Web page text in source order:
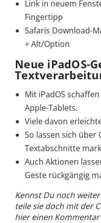
Link in neuem
Fingertipp
Safaris Download-
+ Alt/Option
Neue iPadOS-
Mit iPadOS
Apple-Tablets.
Viele davon
So lassen sich über
Textabschnitte
Auch Aktionen
Geste rückgängig
Kennst Du noch
teile sie doch mit der
hier einen